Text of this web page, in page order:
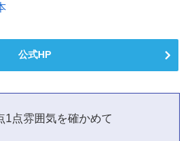
公式HP
1点雰囲気を確かめて